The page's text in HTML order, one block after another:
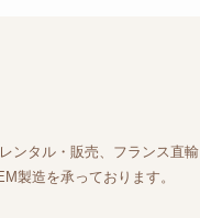
ンタル・販売、フランス直輸
製造を承っております。